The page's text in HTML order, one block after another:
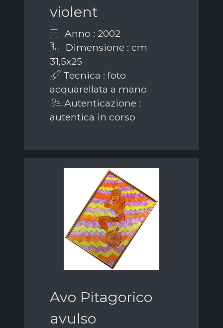
violent
Anno : 2002
Dimensione : cm
31,5x25
Tecnica : foto
acquarellata a mano
Autenticazione :
autentica in corso
Avo Pitagorico
avulso